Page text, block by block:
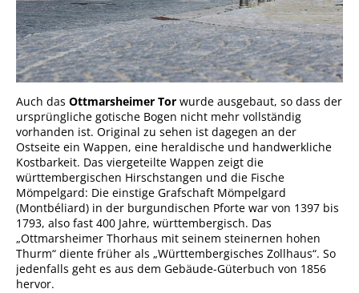
Auch das Ottmarsheimer Tor wurde ausgebaut, so dass der
ursprüngliche gotische Bogen nicht mehr vollständig
vorhanden ist. Original zu sehen ist dagegen an der
Ostseite ein Wappen, eine heraldische und handwerkliche
Kostbarkeit. Das viergeteilte Wappen zeigt die
württembergischen Hirschstangen und die Fische
Mömpelgard: Die einstige Grafschaft Mömpelgard
(Montbéliard) in der burgundischen Pforte war von 1397 bis
1793, also fast 400 Jahre, württembergisch. Das
„Ottmarsheimer Thorhaus mit seinem steinernen hohen
Thurm“ diente früher als „Württembergisches Zollhaus“. So
jedenfalls geht es aus dem Gebäude-Güterbuch von 1856
hervor.